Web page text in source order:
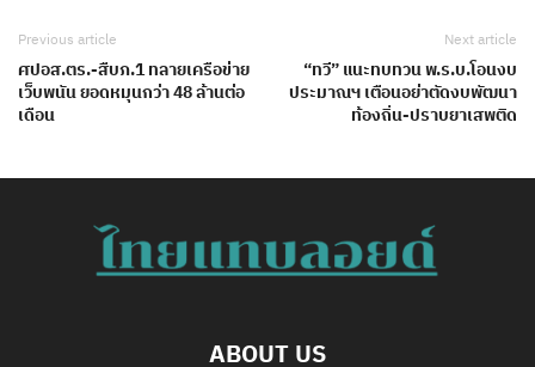
Previous article
ศปอส.ตร.-สืบภ.1 ทลายเครือข่าย
เว็บพนัน ยอดหมุนกว่า 48 ล้านต่อ
เดือน
Next article
“ทวี” แนะทบทวน พ.ร.บ.โอนงบ
ประมาณฯ เตือนอย่าตัดงบพัฒนา
ท้องถิ่น-ปราบยาเสพติด
ABOUT US